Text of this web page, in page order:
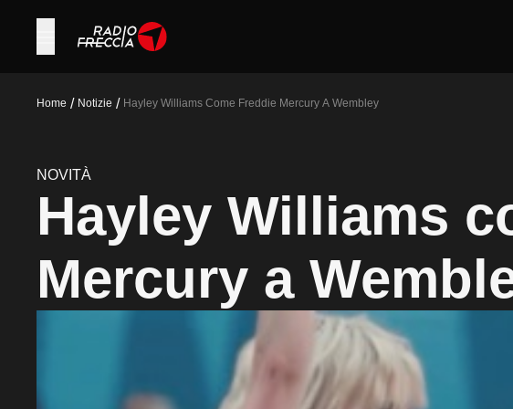
Home / Notizie / Hayley Williams Come Freddie Mercury A Wembley
NOVITÀ
Hayley Williams
Mercury a